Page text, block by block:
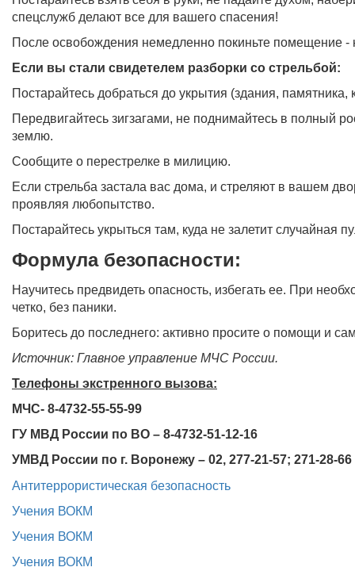
спецслужб делают все для вашего спасения!
После освобождения немедленно покиньте помещение -
Если вы стали свидетелем разборки со стрельбой:
Постарайтесь добраться до укрытия (здания, памятника,
Передвигайтесь зигзагами, не поднимайтесь в полный
землю.
Сообщите о перестрелке в милицию.
Если стрельба застала вас дома, и стреляют в вашем
проявляя любопытство.
Постарайтесь укрыться там, куда не залетит случайная
Формула безопасности:
Научитесь предвидеть опасность, избегать ее. При
четко, без паники.
Боритесь до последнего: активно просите о помощи и
Источник: Главное управление МЧС России.
Телефоны экстренного вызова:
МЧС- 8-4732-55-55-99
ГУ МВД России по ВО – 8-4732-51-12-16
УМВД России по г. Воронежу – 02, 277-21-57; 271-28-66
Антитеррористическая безопасность
Учения ВОКМ
Учения ВОКМ
Учения ВОКМ